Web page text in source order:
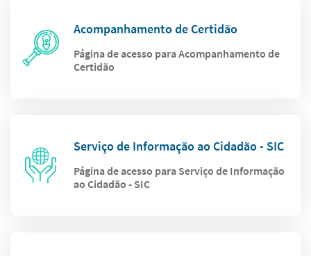
Acompanhamento de Certidão
Página de acesso para Acompanhamento de
Certidão
Serviço de Informação ao Cidadão - SIC
Página de acesso para Serviço de Informação
ao Cidadão - SIC